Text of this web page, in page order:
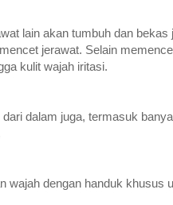
lain akan tumbuh dan
jerawat. Selain
kulit wajah iritasi.
dalam juga, termasuk
wajah dengan handuk khusus